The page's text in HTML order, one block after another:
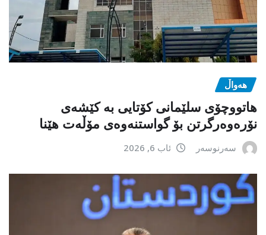
هەواڵ
هاتووچۆی سلێمانی کۆتایی بە کێشەی
نۆرەوەرگرتن بۆ گواستنەوەی مۆڵەت هێنا
سەرنوسەر ئاب 6, 2026